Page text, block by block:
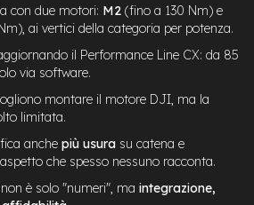
con due motori: M2 (fino a 130 Nm) e
ai vertici della categoria per potenza.
il Performance Line CX: da 85
via software.
montare il motore DJI, ma la
limitata.
anche più usura su catena e
che spesso nessuno racconta.
è solo "numeri", ma integrazione,